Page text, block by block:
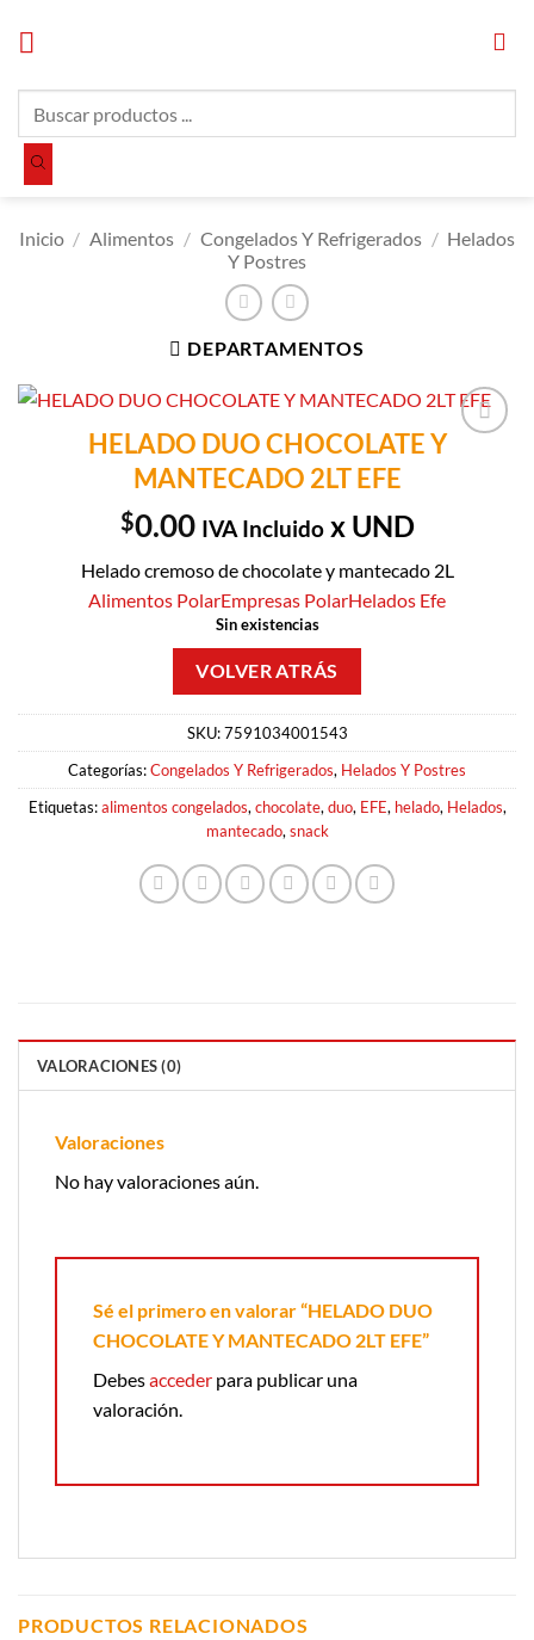
productos
Inicio / Alimentos / Congelados Y Refrigerados / Helados
Y Postres
DEPARTAMENTOS
Añadir a
HELADO DUO CHOCOLATE Y
MANTECADO 2LT EFE
$0.00 IVA Incluidox UND
Helado cremoso de chocolate y mantecado 2L
Alimentos PolarEmpresas PolarHelados Efe
Sin existencias
SKU:7591034001543
Categorías:Congelados Y Refrigerados, Helados Y Postres
Etiquetas:alimentos congelados, chocolate, duo, EFE, helado, Helados,
mantecado, snack
VALORACIONES (0)
Valoraciones
No hay valoraciones aún.
Sé el primero en valorar “HELADO DUO
CHOCOLATE Y MANTECADO 2LT EFE”
Debesacceder para publicar una
valoración.
PRODUCTOS RELACIONADOS